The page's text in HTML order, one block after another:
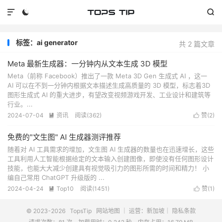
 

共 2 篇文章
标签：ai generator
Meta 最新生成器：一分钟内从文本生成 3D 模型
Meta（前称 Facebook）推出了一款 Meta 3D Gen 生成式 AI ，这一
AI 可以在不到一分钟内根据文本描述生成高质量的 3D 模型，标志着3D
图形生成式 AI 的重大进步，有望改变视频游戏开发、工业设计和建筑等
行业。...
 赞(2)
2024-07-04  资讯 阅读(362)
免费的"文生图" AI 生成器测评推荐
随着对 AI 工具需求的增加，文生图 AI 生成器的数量也在迅速增长，这些
工具利用人工智能根据给定的文本输入创建图像，即使没有任何图形设计
技能，也能大大减少创建具有视觉吸引力的图形所需的时间和精力！ 小
编自己常用 ChatGPT 升级版的 ...
 赞(1 )
2024-04-24  Top10 阅读(1451 )
© 2023-2026 TopsTip 网站地图 ｜ 运营：新加坡｜
隐私条款